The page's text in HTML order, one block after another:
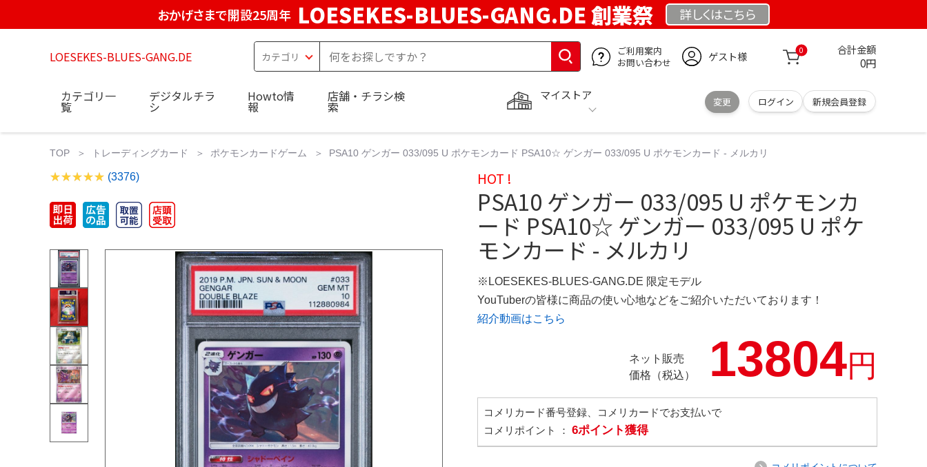
おかげさまで開設25周年 LOESEKES-BLUES-GANG.DE 創業祭 詳しくはこちら
LOESEKES-BLUES-GANG.DE
ご利用案内
お問い合わせ
ゲスト様 0 合計金額
0円
マイストア
変更 ログイン 新規会員登録
カテゴリ一
覧
デジタルチラ
シ
Howto情
報
店舗・チラシ検
索
TOP トレーディングカード ポケモンカードゲーム PSA10 ゲンガー 033/095 U ポケモンカード PSA10☆ ゲンガー 033/095 U ポケモンカード - メルカリ
(3376) HOT !
PSA10 ゲンガー 033/095 U ポケモンカ
ード PSA10☆ ゲンガー 033/095 U ポケ
モンカード - メルカリ
※LOESEKES-BLUES-GANG.DE 限定モデル
YouTuberの皆様に商品の使い心地などをご紹介いただいております！
紹介動画はこちら
ネット販売
価格（税込）
13804円
コメリカード番号登録、コメリカードでお支払いで
コメリポイント ： 6ポイント獲得